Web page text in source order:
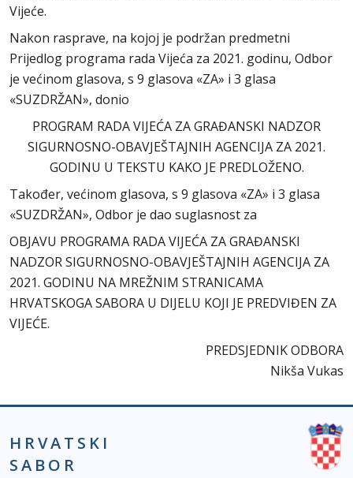
Vijeće.
Nakon rasprave, na kojoj je podržan predmetni
Prijedlog programa rada Vijeća za 2021. godinu, Odbor
je većinom glasova, s 9 glasova «ZA» i 3 glasa
«SUZDRŽAN», donio
PROGRAM RADA VIJEĆA ZA GRAĐANSKI NADZOR
SIGURNOSNO-OBAVJEŠTAJNIH AGENCIJA ZA 2021.
GODINU U TEKSTU KAKO JE PREDLOŽENO.
Također, većinom glasova, s 9 glasova «ZA» i 3 glasa
«SUZDRŽAN», Odbor je dao suglasnost za
OBJAVU PROGRAMA RADA VIJEĆA ZA GRAĐANSKI
NADZOR SIGURNOSNO-OBAVJEŠTAJNIH AGENCIJA ZA
2021. GODINU NA MREŽNIM STRANICAMA
HRVATSKOGA SABORA U DIJELU KOJI JE PREDVIĐEN ZA
VIJEĆE.
PREDSJEDNIK ODBORA
Nikša Vukas
HRVATSKI
SABOR